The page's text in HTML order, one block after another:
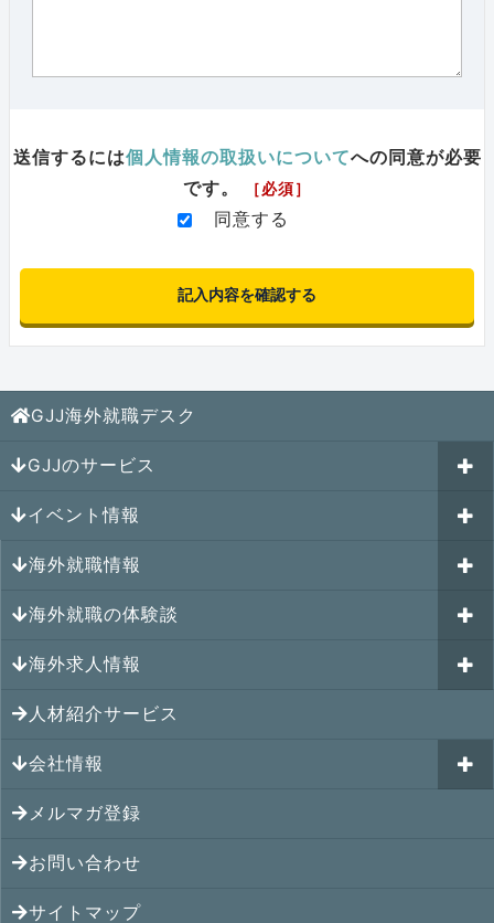
送信するには個人情報の取扱いについてへの同意が必要
です。
［必須］
同意する
GJJ海外就職デスク
GJJのサービス
海外就職カウンセリング
はじめての海外就職セミナー
キャリアパスポートAI
GJJキャリア伴走プログラム
GJJキャリアコミュニティ
イベント情報
参加受付中のイベント
過去のイベント一覧
海外就職情報
アメリカの就職情報
カナダの就職情報
メキシコの就職情報
ヨーロッパの就職情報
オセアニアの就職情報
シンガポールの就職情報
マレーシアの就職情報
海外就職の体験談
海外就職その後の体験談
シンガポール就職の体験談
マレーシア就職の体験談
タイ就職の体験談
ベトナム就職の体験談
インドネシア就職の体験談
海外求人情報
シンガポールの求人
マレーシアの求人
タイの求人
ベトナムの求人
インドネシアの求人
人材紹介サービス
会社情報
アクセス
メンバー紹介
提携先
メルマガ登録
お問い合わせ
サイトマップ